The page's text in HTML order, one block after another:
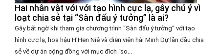
Hai nhân vật với với tạo hình cực lạ, gây chú ý vì
loạt chia sẻ tại “Sàn đấu ý tưởng” là ai?
Gây bất ngờ khi tham gia chương trình “Sàn đấu ý tưởng” với tạo
hình cực lạ, hoa hậu H'Hen Niê và diễn viên hài Minh Dự lần đầu chia
sẻ về dự án cộng đồng với mục đích “so...